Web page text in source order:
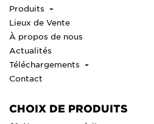
Produits
Lieux de Vente
À propos de nous
Actualités
Téléchargements
Contact
CHOIX DE PRODUITS